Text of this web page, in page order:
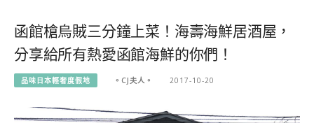
函館槍烏賊三分鐘上菜！海壽海鮮居酒屋，
分享給所有熱愛函館海鮮的你們！
品味日本輕奢度假地 。CJ夫人。 2017-10-20